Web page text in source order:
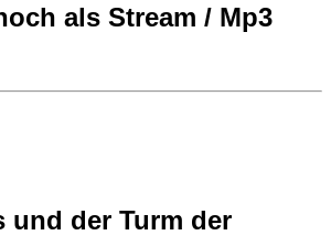
als Stream / Mp3